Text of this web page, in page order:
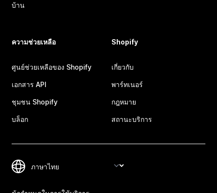
บ้าน
ความช่วยเหลือ
ศูนย์ช่วยเหลือของ Shopify
เอกสาร API
ชุมชน Shopify
บล็อก
Shopify
เกี่ยวกับ
พาร์ทเนอร์
กฎหมาย
สถานะบริการ